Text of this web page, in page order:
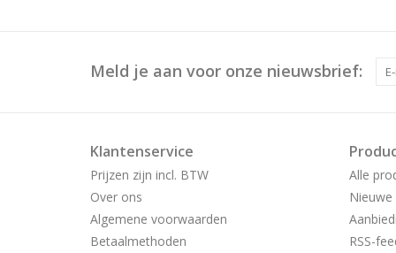
Meld je aan voor onze nieuwsbrief:
Klantenservice
Prijzen zijn incl. BTW
Over ons
Algemene voorwaarden
Betaalmethoden
Alle
RSS-